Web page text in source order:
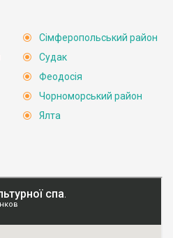
Сімферопольський район
Судак
Феодосія
Чорноморський район
Ялта